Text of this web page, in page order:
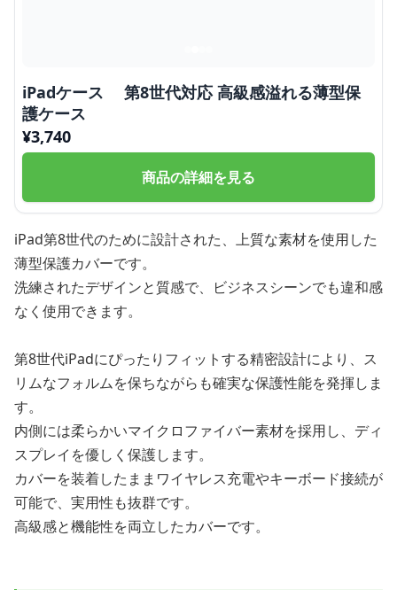
iPadケース 第8世代対応 高級感溢れる薄型保
護ケース
¥3,740
商品の詳細を見る
iPad第8世代のために設計された、上質な素材を使用した
薄型保護カバーです。
洗練されたデザインと質感で、ビジネスシーンでも違和感
なく使用できます。
第8世代iPadにぴったりフィットする精密設計により、ス
リムなフォルムを保ちながらも確実な保護性能を発揮しま
す。
内側には柔らかいマイクロファイバー素材を採用し、ディ
スプレイを優しく保護します。
カバーを装着したままワイヤレス充電やキーボード接続が
可能で、実用性も抜群です。
高級感と機能性を両立したカバーです。